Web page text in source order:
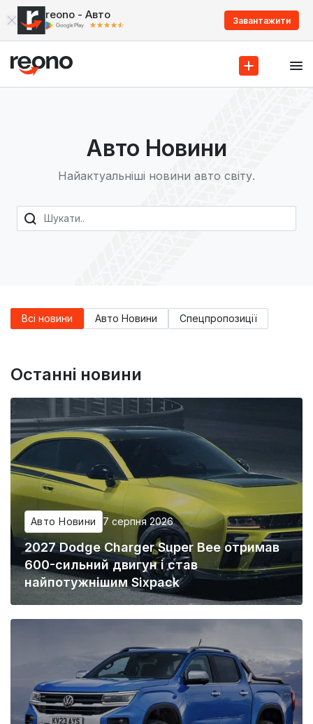
reono - Авто Завантажити
Авто Новини
Найактуальніші новини авто світу.
Всі новини Авто Новини Спецпропозиції
Останні новини
Авто Новини 7 серпня 2026
2027 Dodge Charger Super Bee отримав
600-сильний двигун і став
найпотужнішим Sixpack